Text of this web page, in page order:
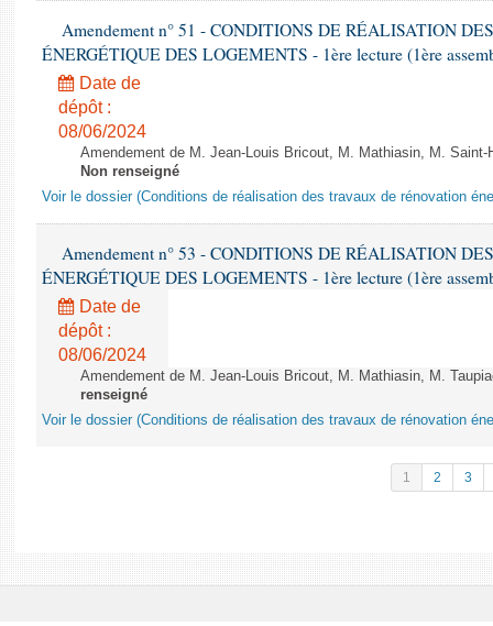
Amendement n° 51 - CONDITIONS DE RÉALISATION
ÉNERGÉTIQUE DES LOGEMENTS - 1ère lecture (1ère
Date de
dépôt :
08/06/2024
Amendement de M. Jean-Louis Bricout, M. Mathiasin, M.
Non renseigné
Voir le dossier (Conditions de réalisation des travaux de rénovation
Amendement n° 53 - CONDITIONS DE RÉALISATION
ÉNERGÉTIQUE DES LOGEMENTS - 1ère lecture (1ère
Date de
dépôt :
08/06/2024
Amendement de M. Jean-Louis Bricout, M. Mathiasin, M.
renseigné
Voir le dossier (Conditions de réalisation des travaux de rénovation
1 2 3